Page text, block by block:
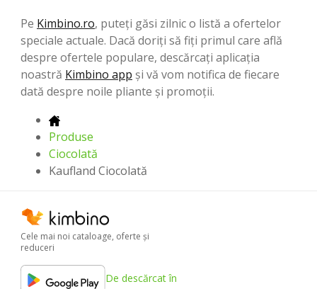
Pe Kimbino.ro, puteți găsi zilnic o listă a ofertelor
speciale actuale. Dacă doriți să fiți primul care află
despre ofertele populare, descărcați aplicația
noastră Kimbino app și vă vom notifica de fiecare
dată despre noile pliante și promoții.
Produse
Ciocolată
Kaufland Ciocolată
Cele mai noi cataloage, oferte şi
reduceri
De descărcat în